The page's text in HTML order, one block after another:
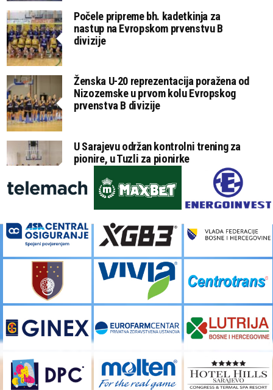
Počele pripreme bh. kadetkinja za
nastup na Evropskom prvenstvu B
divizije
Ženska U-20 reprezentacija poražena od
Nizozemske u prvom kolu Evropskog
prvenstva B divizije
U Sarajevu održan kontrolni trening za
pionire, u Tuzli za pionirke